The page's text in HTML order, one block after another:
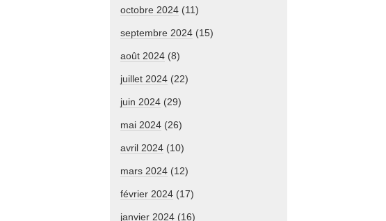
octobre 2024 (11)
septembre 2024 (15)
août 2024 (8)
juillet 2024 (22)
juin 2024 (29)
mai 2024 (26)
avril 2024 (10)
mars 2024 (12)
février 2024 (17)
janvier 2024 (16)